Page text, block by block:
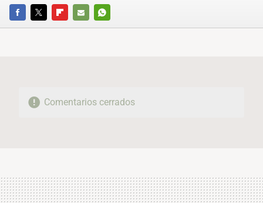
FACEBOOKTWITTERFLIPBOARD
E-
WHATSAPP
Comentarios cerrados